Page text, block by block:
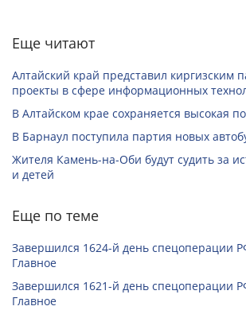
Еще читают
Алтайский край представил киргизским
проекты в сфере информационных
В Алтайском крае сохраняется высокая
В Барнаул поступила партия новых
Жителя Камень-на-Оби будут судить за
и детей
Еще по теме
Завершился 1624-й день спецоперации
Главное
Завершился 1621-й день спецоперации
Главное